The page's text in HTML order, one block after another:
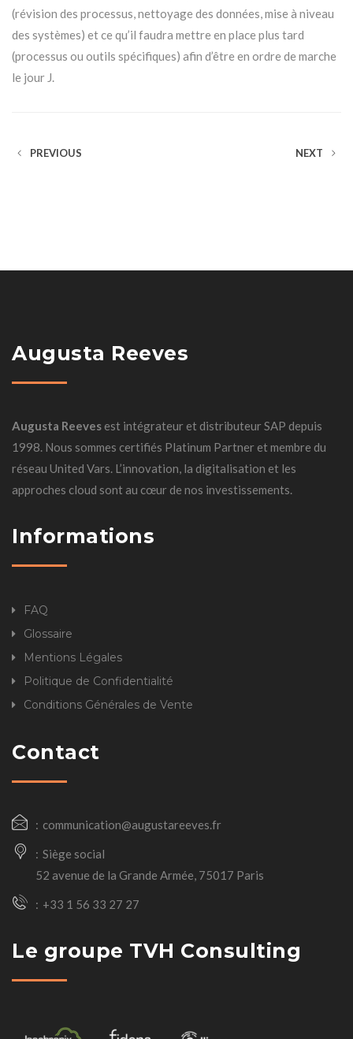
(révision des processus, nettoyage des données, mise à niveau
des systèmes) et ce qu’il faudra mettre en place plus tard
(processus ou outils spécifiques) afin d’être en ordre de marche
le jour J.
PREVIOUS NEXT
Augusta Reeves
Augusta Reeves est intégrateur et distributeur SAP depuis
1998. Nous sommes certifiés Platinum Partner et membre du
réseau United Vars. L’innovation, la digitalisation et les
approches cloud sont au cœur de nos investissements.
Informations
FAQ
Glossaire
Mentions Légales
Politique de Confidentialité
Conditions Générales de Vente
Contact
communication@augustareeves.fr
Siège social
52 avenue de la Grande Armée, 75017 Paris
+33 1 56 33 27 27
Le groupe TVH Consulting